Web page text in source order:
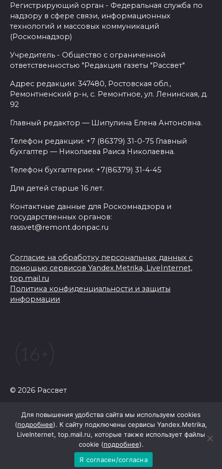
Регистрирующий орган - Федеральная служба по
надзору в сфере связи, информационных
технологий и массовых коммуникаций
(Роскомнадзор)
Учредитель - Общество с ограниченной
ответственностью "Редакция газеты "Рассвет"
Адрес редакции: 347480, Ростовская обл.,
Ремонтненский р-н, с. Ремонтное, ул. Ленинская, д.
92
Главный редактор — Шипулина Елена Антоновна.
Телефон редакции: +7 (86379) 31-0-75 Главный
бухгалтер — Николаева Раиса Николаевна.
Телефон бухгалтерии: +7(86379) 31-4-45
Для детей старше 16 лет.
Контактные данные для Роскомнадзора и
государственных органов:
rassvet@remont.donpac.ru
Согласие на обработку персональных данных с
помощью сервисов Yandex.Metrika, LiveInternet,
top.mail.ru
Политика конфиденциальности и защиты
информации
© 2026 Рассвет
Для повышения удобства сайта мы используем cookies
(подробнее). К сайту подключены сервисы Yandex.Metrika,
LiveInternet, top.mail.ru, которые также использует файлы
cookie (подробнее).
Я согласен/согласна